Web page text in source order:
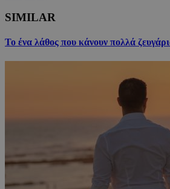
SIMILAR
Το ένα λάθος που κάνουν πολλά